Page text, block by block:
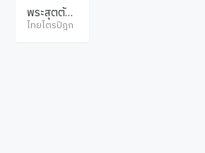
พระสุตตัน
ตปิฎก มัชฌิ
ไทยไตรปิฎก